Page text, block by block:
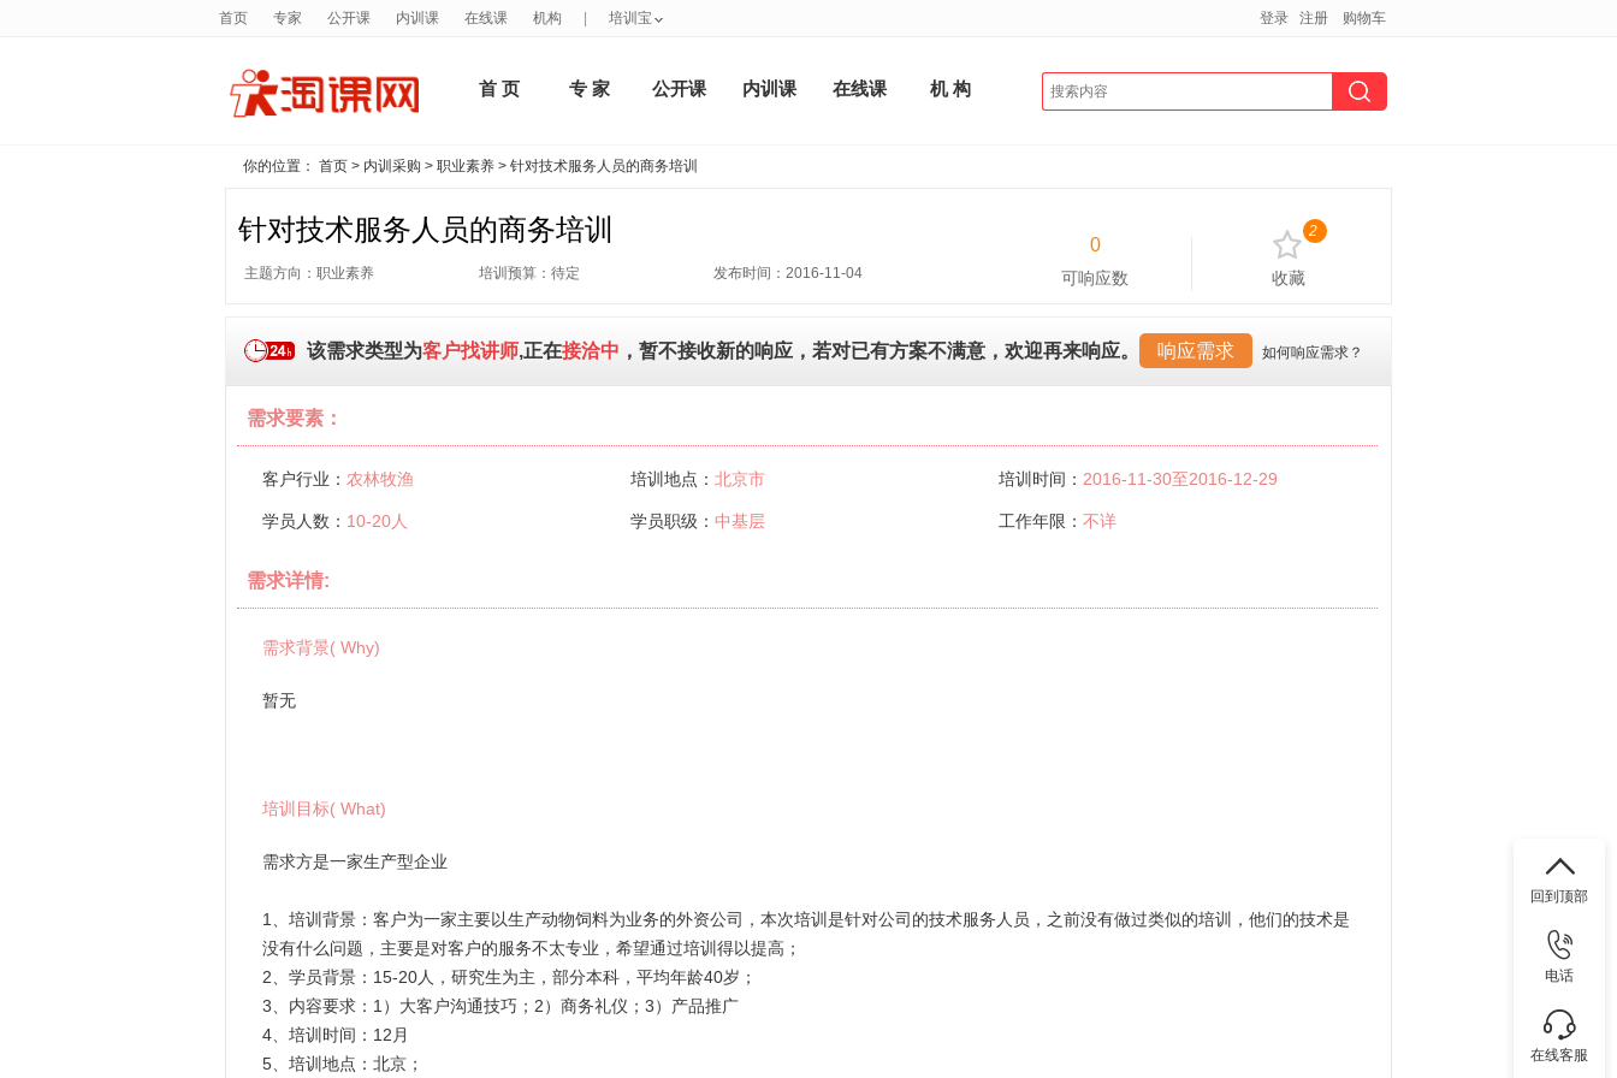
首页 专家 公开课 内训课 在线课 机构 培训宝 登录 注册 购物车
首 页 专 家 公开课 内训课 在线课 机 构
你的位置： 首页 > 内训采购 > 职业素养 > 针对技术服务人员的商务培训
针对技术服务人员的商务培训
主题方向：职业素养 培训预算：待定 发布时间：2016-11-04
0
可响应数
2
收藏
响应需求 如何响应需求？
该需求类型为客户找讲师,正在接洽中 ，暂不接收新的响应，若对已有方案不满意，欢迎再来响应。
需求要素：
客户行业： 农林牧渔 培训地点： 北京市 培训时间： 2016-11-30至2016-12-29
学员人数： 10-20人 学员职级： 中基层 工作年限： 不详
需求详情:
需求背景( Why)
暂无
培训目标( What)
需求方是一家生产型企业
1、培训背景：客户为一家主要以生产动物饲料为业务的外资公司，本次培训是针对公司的技术服务人员，之前没有做过类似的培训，他们的技术是
没有什么问题，主要是对客户的服务不太专业，希望通过培训得以提高；
2、学员背景：15-20人，研究生为主，部分本科，平均年龄40岁；
3、内容要求：1）大客户沟通技巧；2）商务礼仪；3）产品推广
4、培训时间：12月
5、培训地点：北京；
回到顶部
电话
在线客服